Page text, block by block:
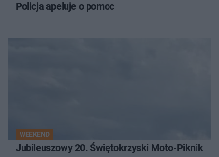
Policja apeluje o pomoc
WEEKEND
Jubileuszowy 20. Świętokrzyski Moto-Piknik